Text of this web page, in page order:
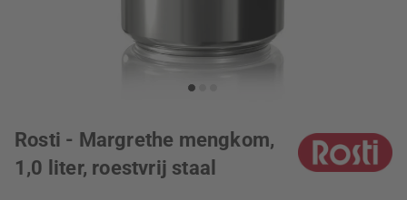
Rosti - Margrethe mengkom,
1,0 liter, roestvrij staal